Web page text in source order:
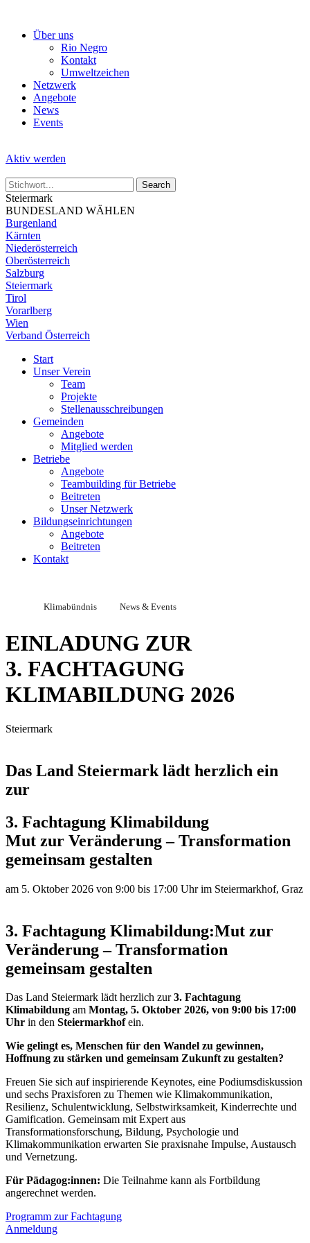
Über uns
Rio Negro
Kontakt
Umweltzeichen
Netzwerk
Angebote
News
Events
Aktiv werden
Steiermark
BUNDESLAND WÄHLEN
Burgenland
Kärnten
Niederösterreich
Oberösterreich
Salzburg
Steiermark
Tirol
Vorarlberg
Wien
Verband Österreich
Start
Unser Verein
Team
Projekte
Stellenausschreibungen
Gemeinden
Angebote
Mitglied werden
Betriebe
Angebote
Teambuilding für Betriebe
Beitreten
Unser Netzwerk
Bildungseinrichtungen
Angebote
Beitreten
Kontakt
Klimabündnis News & Events
EINLADUNG ZUR
3. FACHTAGUNG
KLIMABILDUNG 2026
Steiermark
Das Land Steiermark lädt herzlich ein
zur
3. Fachtagung Klimabildung
Mut zur Veränderung – Transformation
gemeinsam gestalten
am 5. Oktober 2026 von 9:00 bis 17:00 Uhr im Steiermarkhof, Graz
3. Fachtagung Klimabildung:Mut zur
Veränderung – Transformation
gemeinsam gestalten
Das Land Steiermark lädt herzlich zur3. Fachtagung
Klimabildung am Montag, 5. Oktober 2026, von 9:00 bis 17:00
Uhr in den Steiermarkhofein.
Wie gelingt es, Menschen für den Wandel zu gewinnen,
Hoffnung zu stärken und gemeinsam Zukunft zu gestalten?
Freuen Sie sich auf inspirierende Keynotes, eine Podiumsdiskussion
und sechs Praxisforen zu Themen wie Klimakommunikation,
Resilienz, Schulentwicklung, Selbstwirksamkeit, Kinderrechte und
Gamification. Gemeinsam mit Expert aus
Transformationsforschung, Bildung, Psychologie und
Klimakommunikation erwarten Sie praxisnahe Impulse, Austausch
und Vernetzung.
Für Pädagog:innen: Die Teilnahme kann als Fortbildung
angerechnet werden.
Programm zur Fachtagung
Anmeldung